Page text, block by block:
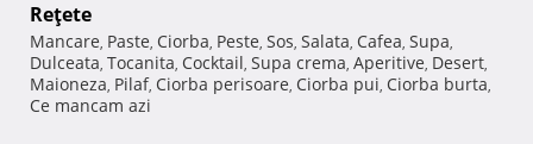
Reţete
Mancare, Paste, Ciorba, Peste, Sos, Salata, Cafea, Supa,
Dulceata, Tocanita, Cocktail, Supa crema, Aperitive, Desert,
Maioneza, Pilaf, Ciorba perisoare, Ciorba pui, Ciorba burta,
Ce mancam azi